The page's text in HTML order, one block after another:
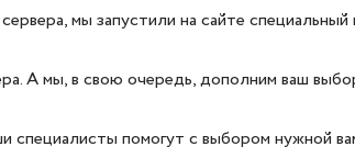
мы запустили на сайте специальный
А мы, в свою очередь, дополним ваш
специалисты помогут с выбором нужной